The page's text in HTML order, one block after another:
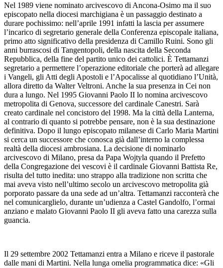
Nel 1989 viene nominato arcivescovo di Ancona-Osimo ma il suo
episcopato nella diocesi marchigiana è un passaggio destinato a
durare pochissimo: nell’aprile 1991 infatti la lascia per assumere
l’incarico di segretario generale della Conferenza episcopale italiana,
primo atto significativo della presidenza di Camillo Ruini. Sono gli
anni burrascosi di Tangentopoli, della nascita della Seconda
Repubblica, della fine del partito unico dei cattolici. È Tettamanzi
segretario a permettere l’operazione editoriale che porterà ad allegare
i Vangeli, gli Atti degli Apostoli e l’Apocalisse al quotidiano l’Unità,
allora diretto da Walter Veltroni. Anche la sua presenza in Cei non
dura a lungo. Nel 1995 Giovanni Paolo II lo nomina arcivescovo
metropolita di Genova, successore del cardinale Canestri. Sarà
creato cardinale nel concistoro del 1998. Ma la città della Lanterna,
al contrario di quanto si potrebbe pensare, non è la sua destinazione
definitiva. Dopo il lungo episcopato milanese di Carlo Maria Martini
si cerca un successore che conosca già dall’interno la complessa
realtà della diocesi ambrosiana. La decisione di nominarlo
arcivescovo di Milano, presa da Papa Wojtyla quando il Prefetto
della Congregazione dei vescovi è il cardinale Giovanni Battista Re,
risulta del tutto inedita: uno strappo alla tradizione non scritta che
mai aveva visto nell’ultimo secolo un arcivescovo metropolita già
porporato passare da una sede ad un’altra. Tettamanzi racconterà che
nel comunicarglielo, durante un’udienza a Castel Gandolfo, l’ormai
anziano e malato Giovanni Paolo II gli aveva fatto una carezza sulla
guancia.
Il 29 settembre 2002 Tettamanzi entra a Milano e riceve il pastorale
dalle mani di Martini. Nella lunga omelia programmatica dice: «Gli